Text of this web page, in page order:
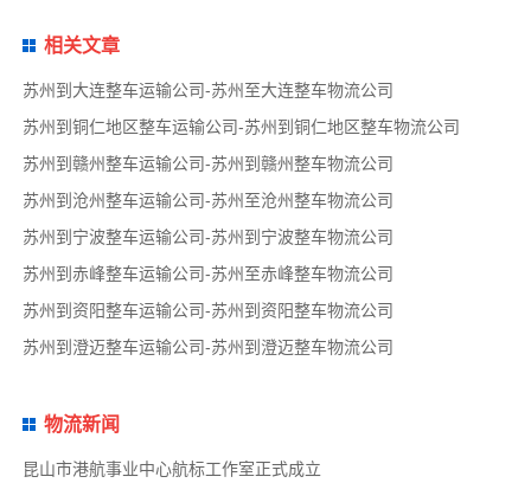
相关文章
苏州到大连整车运输公司-苏州至大连整车物流公司
苏州到铜仁地区整车运输公司-苏州到铜仁地区整车物流公司
苏州到赣州整车运输公司-苏州到赣州整车物流公司
苏州到沧州整车运输公司-苏州至沧州整车物流公司
苏州到宁波整车运输公司-苏州到宁波整车物流公司
苏州到赤峰整车运输公司-苏州至赤峰整车物流公司
苏州到资阳整车运输公司-苏州到资阳整车物流公司
苏州到澄迈整车运输公司-苏州到澄迈整车物流公司
物流新闻
昆山市港航事业中心航标工作室正式成立